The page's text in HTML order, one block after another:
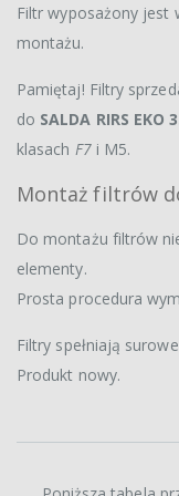
Filtr wyposażony jest
montażu.
Pamiętaj! Filtry
do SALDA RIRS EKO
klasach F7i M5.
Montaż filtrów
Do montażu filtrów
elementy.
Prosta procedura
Filtry spełniają
Produkt nowy.